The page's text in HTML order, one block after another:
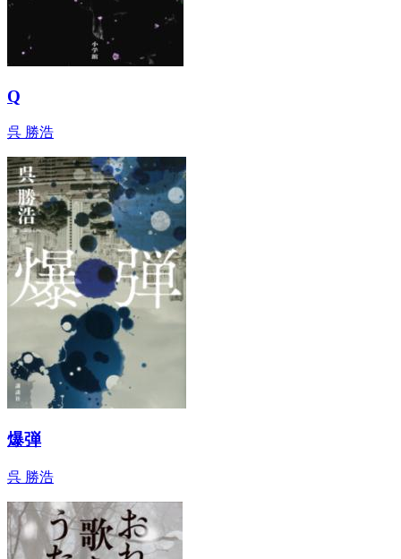
Q
呉 勝浩
爆弾
呉 勝浩